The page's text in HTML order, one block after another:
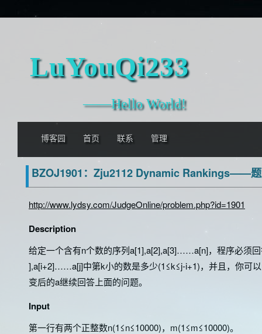
LuYouQi233
——Hello World!
博客园 首页 联系 管理
BZOJ1901：Zju2112 Dynamic Rankings——
http://www.lydsy.com/JudgeOnline/problem.php?id=1901
Description
给定一个含有n个数的序列a[1],a[2],a[3]……a[n]，程序必须
],a[i+2]……a[j]中第k小的数是多少(1≤k≤j-i+1)，并且，你可
变后的a继续回答上面的问题。
Input
第一行有两个正整数n(1≤n≤10000)，m(1≤m≤10000)。